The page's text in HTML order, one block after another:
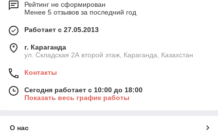
Рейтинг не сформирован
Менее 5 отзывов за последний год
Работает с 27.05.2013
г. Караганда
ул. Складская 2А второй этаж, Караганда, Казахстан
Контакты
Сегодня работает с 10:00 до 18:00
Показать весь график работы
О нас